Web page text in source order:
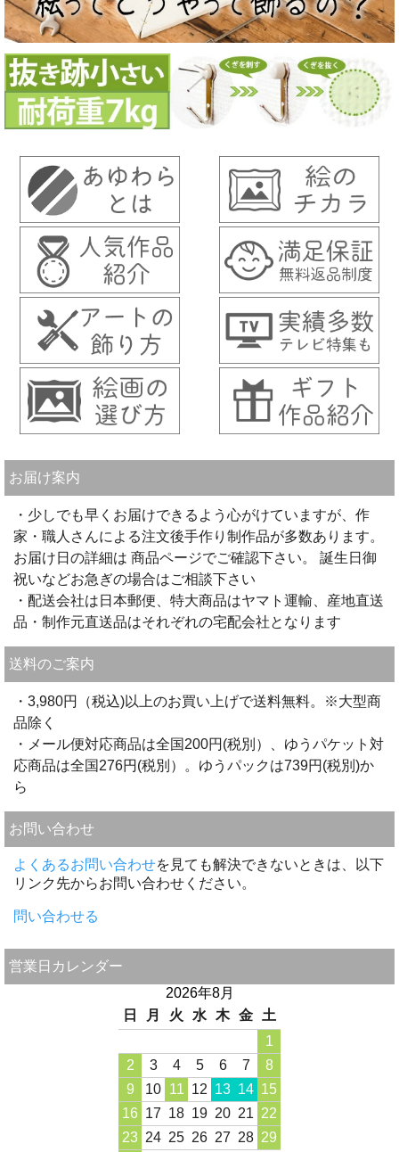
お届け案内
・少しでも早くお届けできるよう心がけていますが、作
家・職人さんによる注文後手作り制作品が多数あります。
お届け日の詳細は 商品ページでご確認下さい。 誕生日御
祝いなどお急ぎの場合はご相談下さい
・配送会社は日本郵便、特大商品はヤマト運輸、産地直送
品・制作元直送品はそれぞれの宅配会社となります
送料のご案内
・3,980円（税込)以上のお買い上げで送料無料。※大型商
品除く
・メール便対応商品は全国200円(税別）、ゆうパケット対
応商品は全国276円(税別）。ゆうパックは739円(税別)か
ら
お問い合わせ
よくあるお問い合わせを見ても解決できないときは、以下
リンク先からお問い合わせください。
問い合わせる
営業日カレンダー
2026年8月
日
月 火 水 木 金
土
1
2
3 4 5 6 7
8
9
10 11 12 13 14 15
16 17 18 19 20 21 22
23 24 25 26 27 28 29